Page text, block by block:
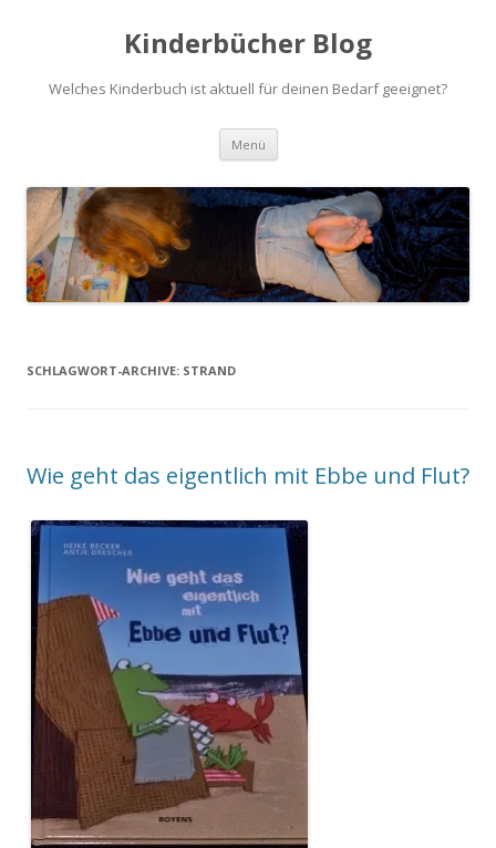
Kinderbücher Blog
Welches Kinderbuch ist aktuell für deinen Bedarf geeignet?
Menü Springe
Inhalt
SCHLAGWORT-ARCHIVE: STRAND
Wie geht das eigentlich mit Ebbe und Flut?